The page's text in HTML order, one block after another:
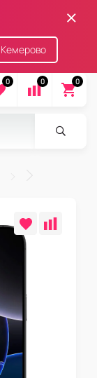
Кемерово
0 0 0